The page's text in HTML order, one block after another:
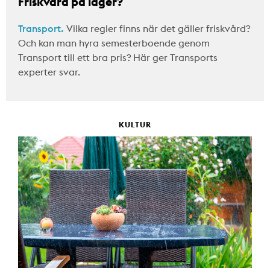
Transport. Vilka regler finns när det gäller friskvård?
Och kan man hyra semesterboende genom
Transport till ett bra pris? Här ger Transports
experter svar.
KULTUR